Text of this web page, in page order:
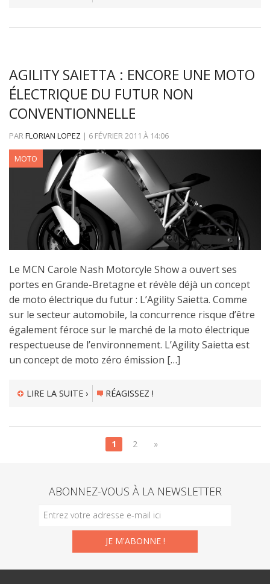
AGILITY SAIETTA : ENCORE UNE MOTO
ÉLECTRIQUE DU FUTUR NON
CONVENTIONNELLE
PARFLORIAN LOPEZ | 6 FÉVRIER 2011 À 14:06
MOTO
Le MCN Carole Nash Motorcyle Show a ouvert ses
portes en Grande-Bretagne et révèle déjà un concept
de moto électrique du futur : L’Agility Saietta. Comme
sur le secteur automobile, la concurrence risque d’être
également féroce sur le marché de la moto électrique
respectueuse de l’environnement. L’Agility Saietta est
un concept de moto zéro émission […]
LIRE LA SUITE › RÉAGISSEZ !
1 2 »
ABONNEZ-VOUS À LA NEWSLETTER